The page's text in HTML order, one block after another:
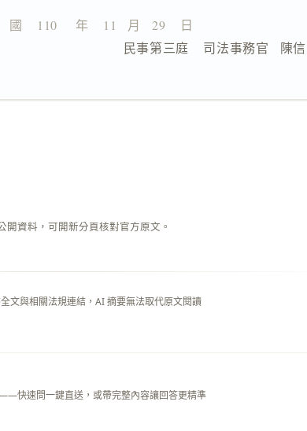
國    110     年    11   月   29    日
民事第三庭    司法事務官   陳
開資料，可開新分頁核對官方原文。
文與相關法規連結，AI 摘要無法取代原文閱讀
快速問一鍵直送，或帶完整內容讓回答更精準